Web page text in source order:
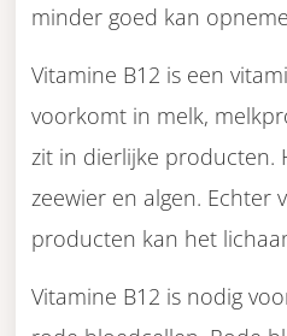
minder goed kan
Vitamine B12 is een
voorkomt in melk,
zit in dierlijke producten.
zeewier en algen. Echter
producten kan het
Vitamine B12 is nodig